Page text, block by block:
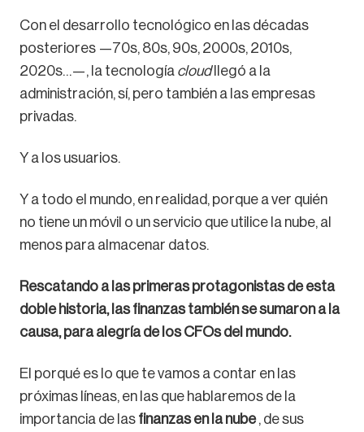
Con el desarrollo tecnológico en las décadas
posteriores —70s, 80s, 90s, 2000s, 2010s,
2020s…—, la tecnología cloudllegó a la
administración, sí, pero también a las empresas
privadas.
Y a los usuarios.
Y a todo el mundo, en realidad, porque a ver quién
no tiene un móvil o un servicio que utilice la nube, al
menos para almacenar datos.
Rescatando a las primeras protagonistas de esta
doble historia, las finanzas también se sumaron a la
causa, para alegría de los CFOs del mundo.
El porqué es lo que te vamos a contar en las
próximas líneas, en las que hablaremos de la
importancia de las finanzas en la nube, de sus